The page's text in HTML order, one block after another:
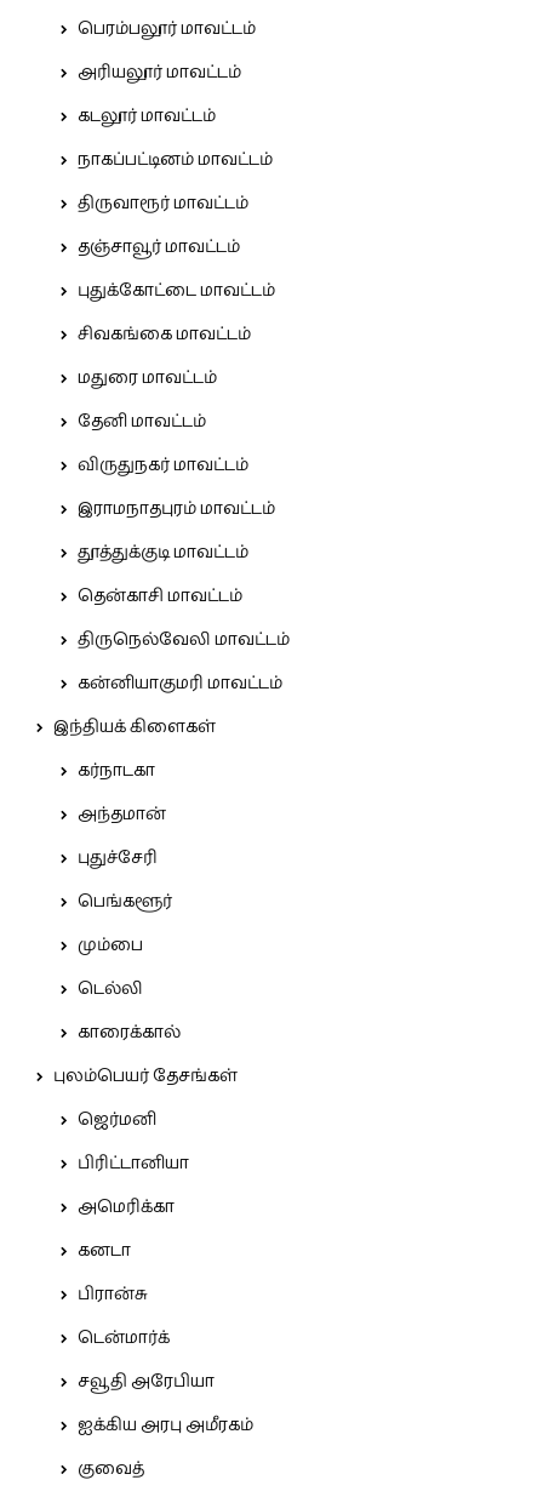
பெரம்பலூர் மாவட்டம்
அரியலூர் மாவட்டம்
கடலூர் மாவட்டம்
நாகப்பட்டினம் மாவட்டம்
திருவாரூர் மாவட்டம்
தஞ்சாவூர் மாவட்டம்
புதுக்கோட்டை மாவட்டம்
சிவகங்கை மாவட்டம்
மதுரை மாவட்டம்
தேனி மாவட்டம்
விருதுநகர் மாவட்டம்
இராமநாதபுரம் மாவட்டம்
தூத்துக்குடி மாவட்டம்
தென்காசி மாவட்டம்
திருநெல்வேலி மாவட்டம்
கன்னியாகுமரி மாவட்டம்
இந்தியக் கிளைகள்
கர்நாடகா
அந்தமான்
புதுச்சேரி
பெங்களூர்
மும்பை
டெல்லி
காரைக்கால்
புலம்பெயர் தேசங்கள்
ஜெர்மனி
பிரிட்டானியா
அமெரிக்கா
கனடா
பிரான்சு
டென்மார்க்
சவூதி அரேபியா
ஐக்கிய அரபு அமீரகம்
குவைத்